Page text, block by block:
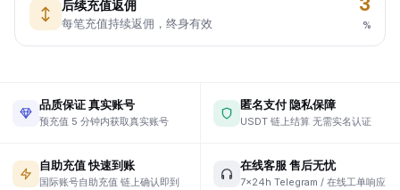
后续充值返佣
每笔充值持续返佣，终身有效 %
品质保证 真实账号
预充值 5 分钟内获取真实账号
匿名支付 隐私保障
USDT 链上结算 无需实名认证
自助充值 快速到账
国际账号自助充值 链上确认即到
在线客服 售后无忧
7×24h Telegram / 在线工单响应